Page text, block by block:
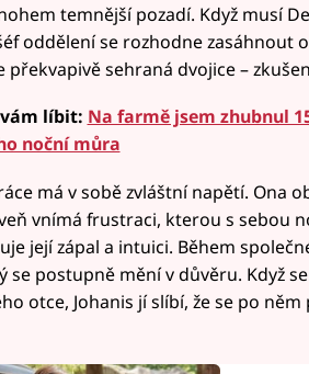
temnější pozadí. Když musí
oddělení se rozhodne zasáhnout
překvapivě sehraná dvojice –
líbit: Na farmě jsem zhubnul
noční můra
má v sobě zvláštní napětí. Ona
vnímá frustraci, kterou s sebou
její zápal a intuici. Během
se postupně mění v důvěru. Když
otce, Johanis jí slíbí, že se po